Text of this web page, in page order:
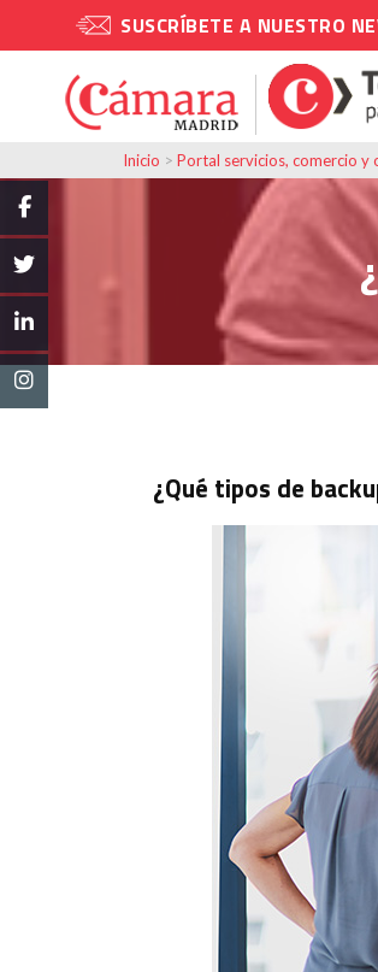
SUSCRÍBETE A NUESTRO
Inicio > Portal servicios, comercio y
¿Qué tipos de